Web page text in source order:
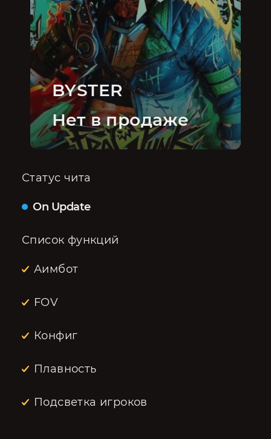
BYSTER
Нет в продаже
Статус чита
On Update
Список функций
Аимбот
FOV
Конфиг
Плавность
Подсветка игроков